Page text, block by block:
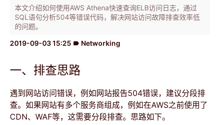
本文介绍如何使用AWS Athena快速查询ELB访问日志，通过
SQL语句分析504等错误代码，解决网站访问故障排查效率低
的问题。
2019-09-03 15:25 label Networking
一、排查思路
遇到网站访问错误，例如网站报告504错误，建议分段排
查。如果网站有多个服务商组成，例如在AWS之前使用了
CDN、WAF等，这需要分段排查。思路如下。